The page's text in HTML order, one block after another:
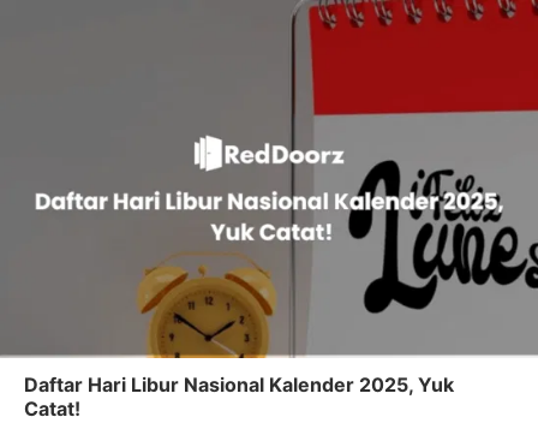
Daftar Hari Libur Nasional Kalender 2025, Yuk
Catat!